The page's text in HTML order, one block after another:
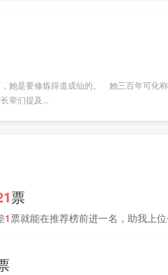
她是要修炼得道成仙的。 她三百年可化
辈们提及...
票
1票就能在推荐榜前进一名，助我上